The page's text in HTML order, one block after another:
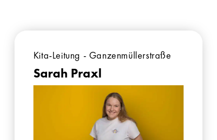
Kita-Leitung - Ganzenmüllerstraße
Sarah Praxl